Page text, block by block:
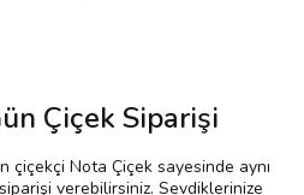
Çiçek Siparişi
çiçekçi Nota Çiçek sayesinde aynı
verebilirsiniz. Sevdiklerinize